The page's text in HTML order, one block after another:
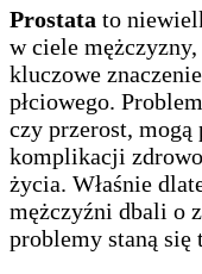
Prostata to
w ciele
kluczowe
płciowego.
czy przerost, mogą
komplikacji
życia. Właśnie
mężczyźni dbali o
problemy staną się